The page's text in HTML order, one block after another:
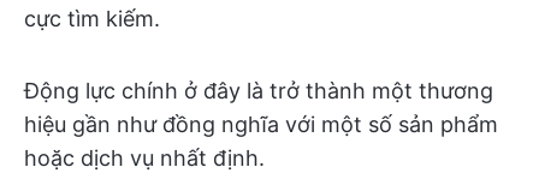
cực tìm kiếm.
Động lực chính ở đây là trở thành một thương
hiệu gần như đồng nghĩa với một số sản phẩm
hoặc dịch vụ nhất định.